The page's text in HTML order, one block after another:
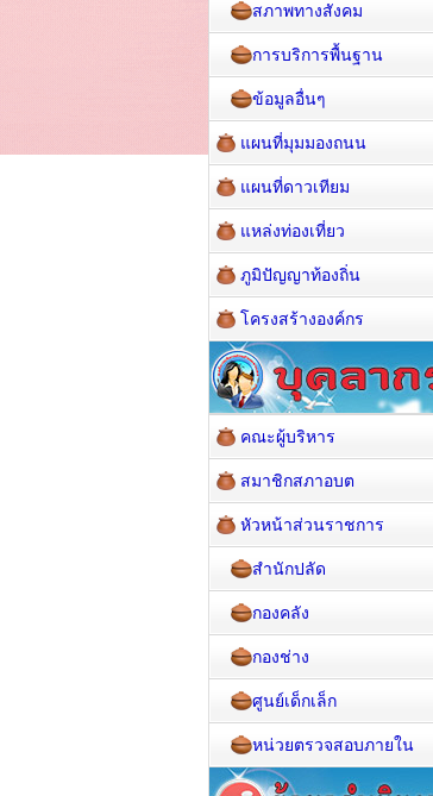
สภาพทางสังคม
การบริการพื้นฐาน
ข้อมูลอื่นๆ
แผนที่มุมมองถนน
แผนที่ดาวเทียม
แหล่งท่องเที่ยว
ภูมิปัญญาท้องถิ่น
โครงสร้างองค์กร
คณะผู้บริหาร
สมาชิกสภาอบต
หัวหน้าส่วนราชการ
สำนักปลัด
กองคลัง
กองช่าง
ศูนย์เด็กเล็ก
หน่วยตรวจสอบภายใน